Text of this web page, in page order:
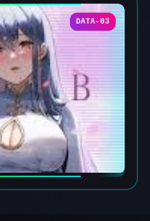
DATA-03